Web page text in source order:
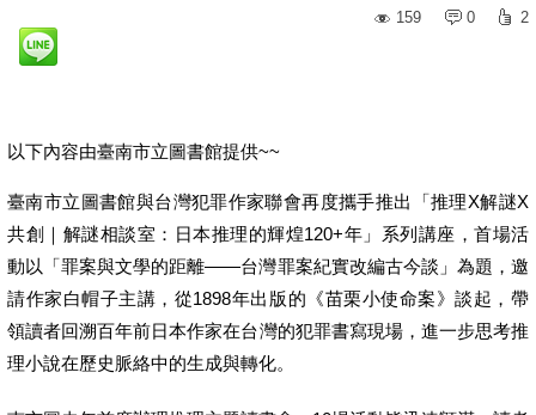
159
0 2
以下內容由臺南市立圖書館提供~~
臺南市立圖書館與台灣犯罪作家聯會再度攜手推出「推理X解謎X
共創｜解謎相談室：日本推理的輝煌120+年」系列講座，首場活
動以「罪案與文學的距離——台灣罪案紀實改編古今談」為題，邀
請作家白帽子主講，從1898年出版的《苗栗小使命案》談起，帶
領讀者回溯百年前日本作家在台灣的犯罪書寫現場，進一步思考推
理小說在歷史脈絡中的生成與轉化。